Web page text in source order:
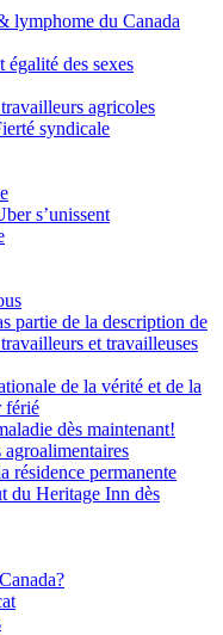
lymphome du Canada
des sexes
agricoles
syndicale
s’unissent
partie de la description de
et travailleuses
de la vérité et de la
férié
dès maintenant!
résidence permanente
du Heritage Inn dès